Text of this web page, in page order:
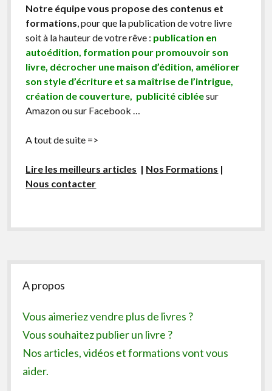
Notre équipe vous propose des contenus et
formations, pour que la publication de votre livre
soit à la hauteur de votre rêve : publication en
autoédition, formation pour promouvoir son
livre, décrocher une maison d’édition, améliorer
son style d’écriture et sa maîtrise de l’intrigue,
création de couverture, publicité cibléesur
Amazon ou sur Facebook …
A tout de suite =>
Lire les meilleurs articles | Nos Formations |
Nous contacter
Sidebar
A propos
Vous aimeriez vendre plus de livres ?
Vous souhaitez publier un livre ?
Nos articles, vidéos et formations vont vous
aider.